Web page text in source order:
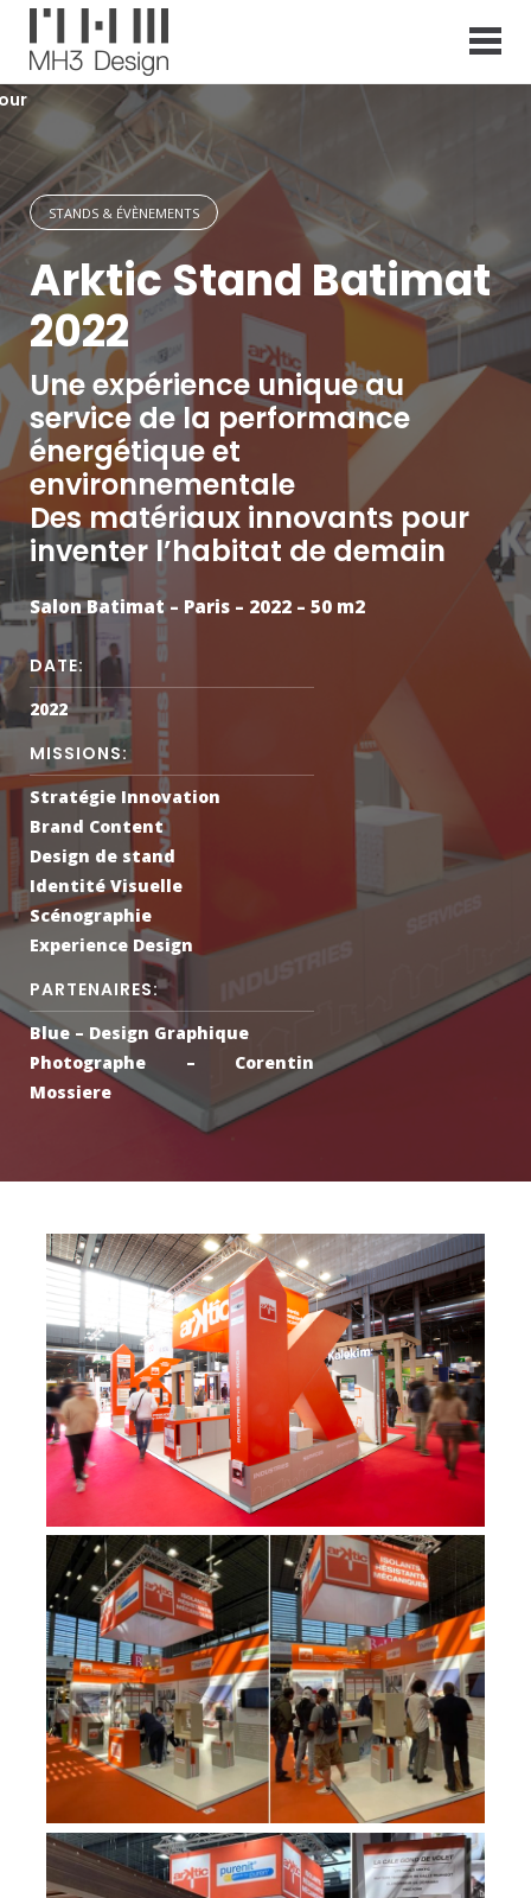
p
t
o
n
t
e
STANDS & ÉVÈNEMENTS
Arktic Stand Batimat
2022
Une expérience unique au
service de la performance
énergétique et
environnementale
Des matériaux innovants pour
inventer l’habitat de demain
Salon Batimat – Paris – 2022 – 50 m2
DATE:
2022
MISSIONS:
Stratégie Innovation
Brand Content
Design de stand
Identité Visuelle
Scénographie
Experience Design
PARTENAIRES:
Blue – Design Graphique
Photographe – Corentin
Mossiere